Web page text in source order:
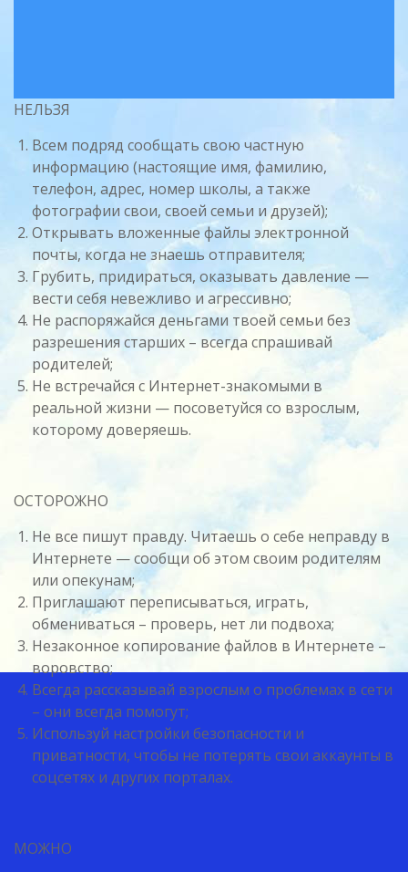
НЕЛЬЗЯ
Всем подряд сообщать свою частную
информацию (настоящие имя, фамилию,
телефон, адрес, номер школы, а также
фотографии свои, своей семьи и друзей);
Открывать вложенные файлы электронной
почты, когда не знаешь отправителя;
Грубить, придираться, оказывать давление —
вести себя невежливо и агрессивно;
Не распоряжайся деньгами твоей семьи без
разрешения старших – всегда спрашивай
родителей;
Не встречайся с Интернет-знакомыми в
реальной жизни — посоветуйся со взрослым,
которому доверяешь.
ОСТОРОЖНО
Не все пишут правду. Читаешь о себе неправду в
Интернете — сообщи об этом своим родителям
или опекунам;
Приглашают переписываться, играть,
обмениваться – проверь, нет ли подвоха;
Незаконное копирование файлов в Интернете –
воровство;
Всегда рассказывай взрослым о проблемах в сети
– они всегда помогут;
Используй настройки безопасности и
приватности, чтобы не потерять свои аккаунты в
соцсетях и других порталах.
МОЖНО